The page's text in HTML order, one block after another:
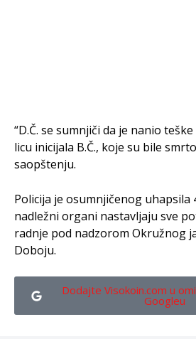
“D.Č. se sumnjiči da je nanio
licu inicijala B.Č., koje su bile
saopštenju.
Policija je osumnjičenog uhapsila
nadležni organi nastavljaju sve
radnje pod nadzorom Okružnog
Doboju.
Dodajte Visokoin.com u
Googleu